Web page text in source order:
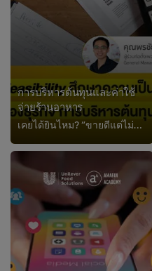
การบริหารต้นทุนและค่าใช้
จ่ายร้านอาหาร
เคยได้ยินไหม? “ขายดีแต่ไม่มีกำไร” กรณีแบบนี้หลัก ๆ อาจเกิดมาจากการคำนวณต้นทุนอาหาร และค่าใช้จ่ายที่ผิดพลาด เพราะฉะนั้นการทำธุรก...